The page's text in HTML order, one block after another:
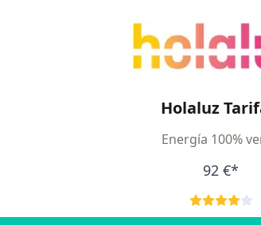
Holaluz
Energía 100%
92 €*